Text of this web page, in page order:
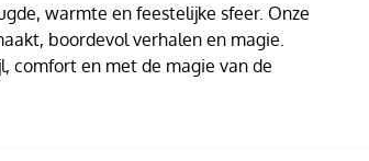
warmte en feestelijke sfeer. Onze
boordevol verhalen en magie.
comfort en met de magie van de